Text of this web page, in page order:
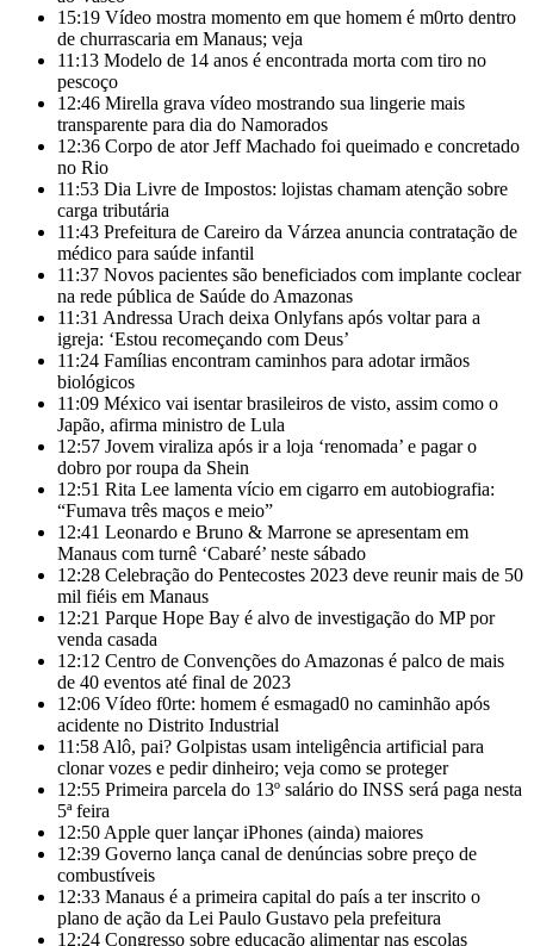
15:19 Vídeo mostra momento em que homem é m0rto dentro
de churrascaria em Manaus; veja
11:13 Modelo de 14 anos é encontrada morta com tiro no
pescoço
12:46 Mirella grava vídeo mostrando sua lingerie mais
transparente para dia do Namorados
12:36 Corpo de ator Jeff Machado foi queimado e concretado
no Rio
11:53 Dia Livre de Impostos: lojistas chamam atenção sobre
carga tributária
11:43 Prefeitura de Careiro da Várzea anuncia contratação de
médico para saúde infantil
11:37 Novos pacientes são beneficiados com implante coclear
na rede pública de Saúde do Amazonas
11:31 Andressa Urach deixa Onlyfans após voltar para a
igreja: ‘Estou recomeçando com Deus’
11:24 Famílias encontram caminhos para adotar irmãos
biológicos
11:09 México vai isentar brasileiros de visto, assim como o
Japão, afirma ministro de Lula
12:57 Jovem viraliza após ir a loja ‘renomada’ e pagar o
dobro por roupa da Shein
12:51 Rita Lee lamenta vício em cigarro em autobiografia:
“Fumava três maços e meio”
12:41 Leonardo e Bruno & Marrone se apresentam em
Manaus com turnê ‘Cabaré’ neste sábado
12:28 Celebração do Pentecostes 2023 deve reunir mais de 50
mil fiéis em Manaus
12:21 Parque Hope Bay é alvo de investigação do MP por
venda casada
12:12 Centro de Convenções do Amazonas é palco de mais
de 40 eventos até final de 2023
12:06 Vídeo f0rte: homem é esmagad0 no caminhão após
acidente no Distrito Industrial
11:58 Alô, pai? Golpistas usam inteligência artificial para
clonar vozes e pedir dinheiro; veja como se proteger
12:55 Primeira parcela do 13º salário do INSS será paga nesta
5ª feira
12:50 Apple quer lançar iPhones (ainda) maiores
12:39 Governo lança canal de denúncias sobre preço de
combustíveis
12:33 Manaus é a primeira capital do país a ter inscrito o
plano de ação da Lei Paulo Gustavo pela prefeitura
12:24 Congresso sobre educação alimentar nas escolas